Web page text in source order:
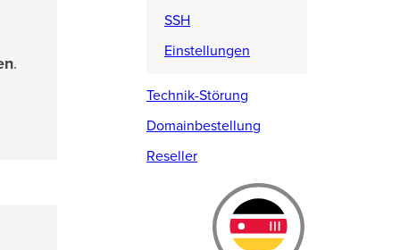
.
SSH
Einstellungen
Technik-Störung
Domainbestellung
Reseller